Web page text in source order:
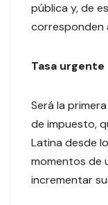
pública y, de
corresponden
Tasa urgente
Será la
de impuesto,
Latina desde
momentos de
incrementar